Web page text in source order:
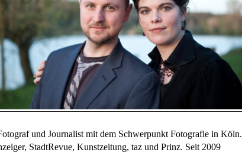
und Journalist mit dem Schwerpunkt Fotografie in Köln.
StadtRevue, Kunstzeitung, taz und Prinz. Seit 2009